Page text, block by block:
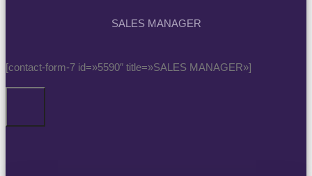
SALES MANAGER
[contact-form-7 id=»5590″ title=»SALES MANAGER»]